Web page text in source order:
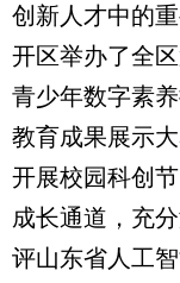
创新人才中的
开区举办了全
青少年数字素
教育成果展示
开展校园科创
成长通道，充
评山东省人工